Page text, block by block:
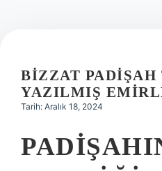
Hakkımızda
BIZZAT PADIŞAH
YAZILMIŞ
Tarih: Aralık 18, 2024